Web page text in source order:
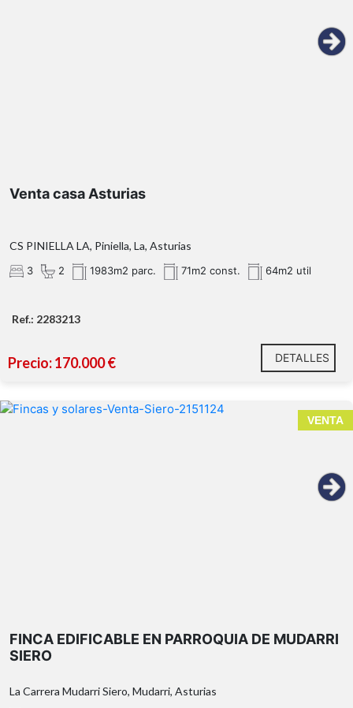
su magia!
Venta casa Asturias
CS PINIELLA LA, Piniella, La, Asturias
3 2 1983m2 parc. 71m2 const. 64m2 util
Ref.: 2283213
Precio: 170.000 € DETALLES
VENTA
FINCA EDIFICABLE EN PARROQUIA DE MUDARRI
SIERO
La Carrera Mudarri Siero, Mudarri, Asturias